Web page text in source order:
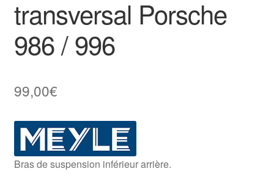
transversal Porsche
986 / 996
99,00€
Bras de suspension inférieur arrière.